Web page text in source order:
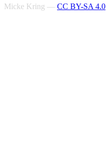
Micke Kring — CC BY-SA 4.0